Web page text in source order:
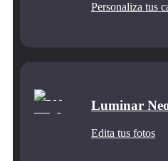
Personaliza tus
Luminar
Edita tus fotos